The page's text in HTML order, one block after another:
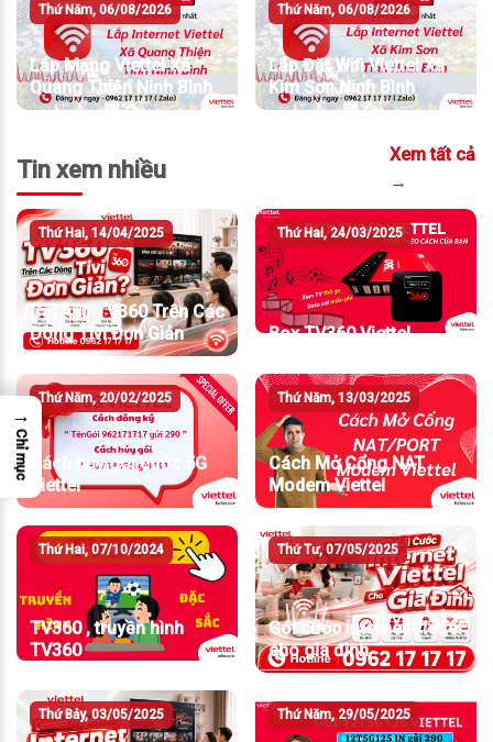
Thứ Năm, 06/08/2026
Lắp Mạng Viettel Xã
Quang Thiện Ninh Bình
Thứ Năm, 06/08/2026
Lắp Đặt Wifi Viettel Xã
Kim Sơn Ninh Bình
Tin xem nhiều
Xem tất cả
→
Thứ Hai, 14/04/2025
Cài App TV360 Trên Các
Dòng Tivi Đơn Giản
Thứ Hai, 24/03/2025
Box TV360 Viettel
Thứ Năm, 20/02/2025
Cách hủy gói cước 5G
Viettel
Thứ Năm, 13/03/2025
Cách Mở Cổng NAT
Modem Viettel
Thứ Hai, 07/10/2024
TV360 , truyền hình
TV360
Thứ Tư, 07/05/2025
Gói cước internet Viettel
cho gia đình
Thứ Bảy, 03/05/2025 Thứ Năm, 29/05/2025
→
Chỉ mục